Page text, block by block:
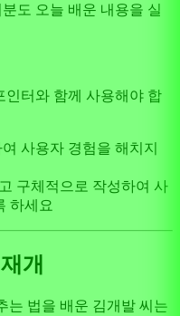
도 오늘 배운 내용을 실
인터와 함께 사용해야 합
사용자 경험을 해치지
구체적으로 작성하여 사
하세요
개
는 법을 배운 김개발 씨는